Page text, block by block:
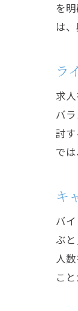
を
は
ラ
求
バ
討
で
キ
バ
ぶ
人
こ